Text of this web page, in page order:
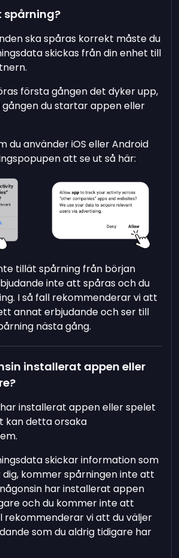
spårning?
ska spåras korrekt måste du
skickas från din enhet till
första gången det dyker upp,
du startar appen eller
du använder iOS eller Android
att se ut så här:
tillät spårning från början
inte att spåras och du
I så fall rekommenderar vi att
annat erbjudande och ser till
nästa gång.
installerat appen eller
installerat appen eller spelet
kan detta orsaka
skickar information som
kommer spårningen inte att
har installerat appen
och du kommer inte att
rekommenderar vi att du väljer
som du aldrig tidigare har